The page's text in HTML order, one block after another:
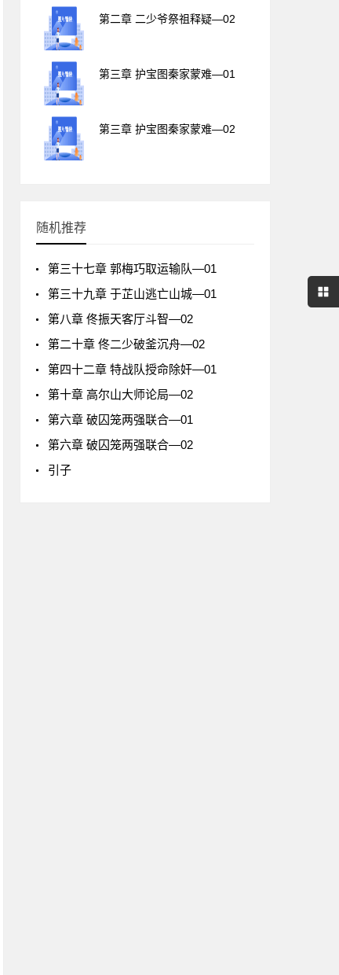
第二章 二少爷祭祖释疑—02
第三章 护宝图秦家蒙难—01
第三章 护宝图秦家蒙难—02
随机推荐
第三十七章 郭梅巧取运输队—01
第三十九章 于芷山逃亡山城—01
第八章 佟振天客厅斗智—02
第二十章 佟二少破釜沉舟—02
第四十二章 特战队授命除奸—01
第十章 高尔山大师论局—02
第六章 破囚笼两强联合—01
第六章 破囚笼两强联合—02
引子